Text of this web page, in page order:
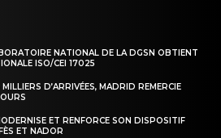
le1.ma
de
NATIONAL DE LA DGSN OBTIENT
ISO/CEI 17025
D’ARRIVÉES, MADRID REMERCIE
ET RENFORCE SON DISPOSITIF
ET NADOR